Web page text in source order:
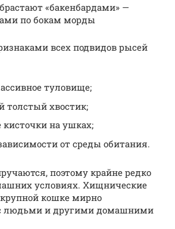
«бакенбардами» —
по бокам морды
всех подвидов рысей
туловище;
толстый хвостик;
на ушках;
от среды обитания.
поэтому крайне редко
условиях. Хищнические
кошке мирно
людьми и другими домашними